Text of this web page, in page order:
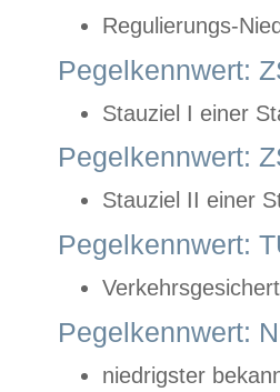
Regulierungs-
Pegelkennwert:
Stauziel I einer
Pegelkennwert:
Stauziel II einer
Pegelkennwert:
Pegelkennwert:
niedrigster